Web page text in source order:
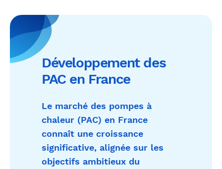
Développement des
PAC en France
Le marché des pompes à
chaleur (PAC) en France
connaît une croissance
significative, alignée sur les
objectifs ambitieux du